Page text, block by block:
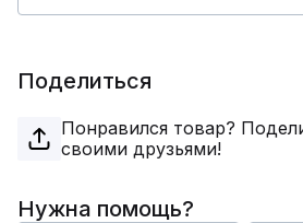
Поделиться
Понравился товар?
своими друзьями!
Нужна помощь?